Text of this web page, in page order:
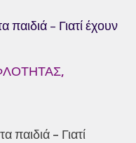
παιδιά – Γιατί έχουν
,
παιδιά – Γιατί